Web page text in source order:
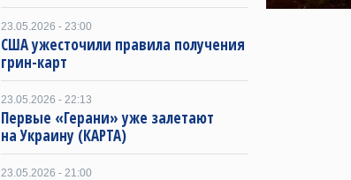
23.05.2026 - 23:00
США ужесточили правила получения
грин-карт
23.05.2026 - 22:13
Первые «Герани» уже залетают
на Украину (КАРТА)
23.05.2026 - 21:00